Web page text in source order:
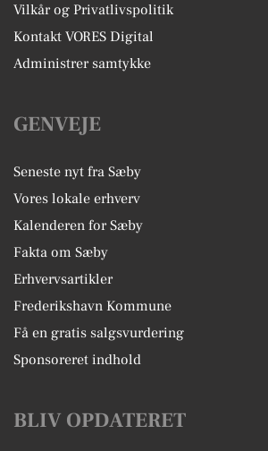
Vilkår og Privatlivspolitik
Kontakt VORES Digital
Administrer samtykke
GENVEJE
Seneste nyt fra Sæby
Vores lokale erhverv
Kalenderen for Sæby
Fakta om Sæby
Erhvervsartikler
Frederikshavn Kommune
Få en gratis salgsvurdering
Sponsoreret indhold
BLIV OPDATERET